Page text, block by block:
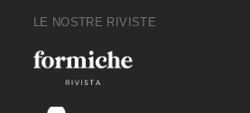
LE NOSTRE RIVISTE